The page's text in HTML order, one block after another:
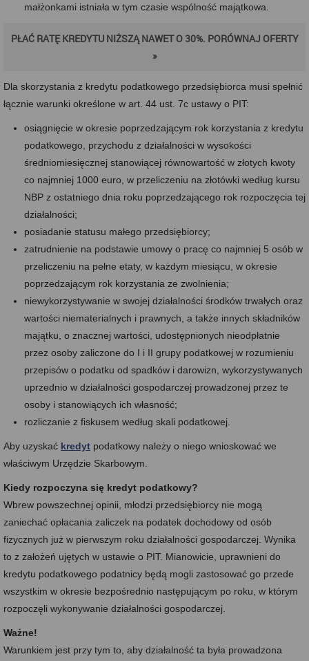
małżonkami istniała w tym czasie wspólność majątkowa.
PŁAĆ RATĘ KREDYTU NIŻSZĄ NAWET O 30%. PORÓWNAJ OFERTY
»
Dla skorzystania z kredytu podatkowego przedsiębiorca musi spełnić
łącznie warunki określone w art. 44 ust. 7c ustawy o PIT:
osiągnięcie w okresie poprzedzającym rok korzystania z kredytu
podatkowego, przychodu z działalności w wysokości
średniomiesięcznej stanowiącej równowartość w złotych kwoty
co najmniej 1000 euro, w przeliczeniu na złotówki według kursu
NBP z ostatniego dnia roku poprzedzającego rok rozpoczęcia tej
działalności;
posiadanie statusu małego przedsiębiorcy;
zatrudnienie na podstawie umowy o pracę co najmniej 5 osób w
przeliczeniu na pełne etaty, w każdym miesiącu, w okresie
poprzedzającym rok korzystania ze zwolnienia;
niewykorzystywanie w swojej działalności środków trwałych oraz
wartości niematerialnych i prawnych, a także innych składników
majątku, o znacznej wartości, udostępnionych nieodpłatnie
przez osoby zaliczone do I i II grupy podatkowej w rozumieniu
przepisów o podatku od spadków i darowizn, wykorzystywanych
uprzednio w działalności gospodarczej prowadzonej przez te
osoby i stanowiących ich własność;
rozliczanie z fiskusem według skali podatkowej.
Aby uzyskać kredyt podatkowy należy o niego wnioskować we
właściwym Urzędzie Skarbowym.
Kiedy rozpoczyna się kredyt podatkowy?
Wbrew powszechnej opinii, młodzi przedsiębiorcy nie mogą
zaniechać opłacania zaliczek na podatek dochodowy od osób
fizycznych już w pierwszym roku działalności gospodarczej. Wynika
to z założeń ujętych w ustawie o PIT. Mianowicie, uprawnieni do
kredytu podatkowego podatnicy będą mogli zastosować go przede
wszystkim w okresie bezpośrednio następującym po roku, w którym
rozpoczęli wykonywanie działalności gospodarczej.
Ważne!
Warunkiem jest przy tym to, aby działalność ta była prowadzona